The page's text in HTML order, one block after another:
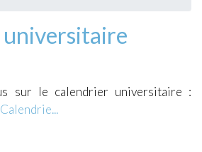
sur le calendrier universitaire :